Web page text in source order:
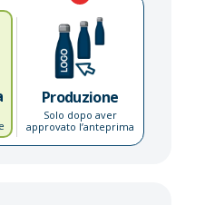
Produzione
Solo dopo aver
approvato l’anteprima